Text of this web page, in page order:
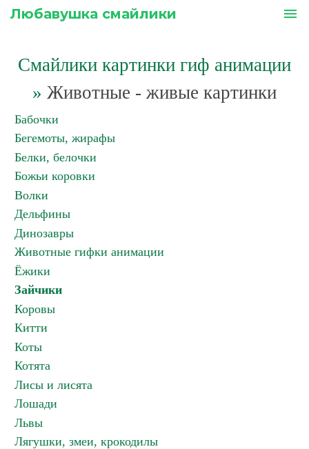
Любавушка смайлики menu
Смайлики картинки гиф анимации
» Животные - живые картинки
Бабочки
Бегемоты, жирафы
Белки, белочки
Божьи коровки
Волки
Дельфины
Динозавры
Животные гифки анимации
Ёжики
Зайчики
Коровы
Китти
Коты
Котята
Лисы и лисята
Лошади
Львы
Лягушки, змеи, крокодилы